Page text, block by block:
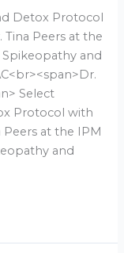
Detox Protocol
Peers at the
Spikeopathy and
Select
Protocol with
at the IPM
and